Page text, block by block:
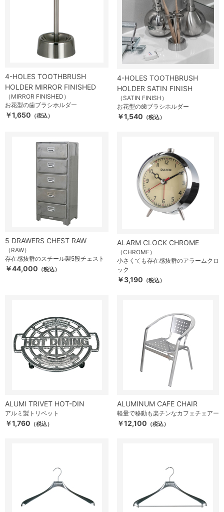
4-HOLES TOOTHBRUSH
HOLDER MIRROR FINISHED
（MIRROR FINISHED）
お花型の歯ブラシホルダー
￥1,650 （税込）
4-HOLES TOOTHBRUSH
HOLDER SATIN FINISH
（SATIN FINISH）
お花型の歯ブラシホルダー
￥1,540 （税込）
5 DRAWERS CHEST RAW
（RAW）
存在感抜群のスチール製5段チェスト
￥44,000 （税込）
ALARM CLOCK CHROME
（CHROME）
小さくても存在感抜群のアラームクロ
ック
￥3,190 （税込）
ALUMI TRIVET HOT-DIN
アルミ製トリベット
￥1,760 （税込）
ALUMINUM CAFE CHAIR
軽量で移動も楽チンなカフェチェアー
￥12,100 （税込）